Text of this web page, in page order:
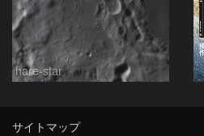
hare-star
サイトマップ